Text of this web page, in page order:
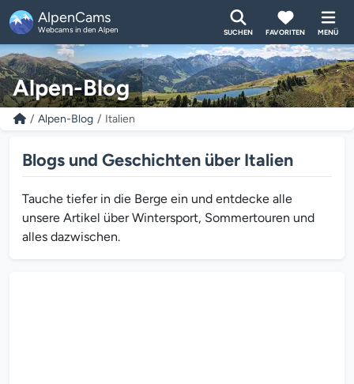
AlpenCams
Webcams in den Alpen SUCHEN FAVORITEN MENÜ
Alpen-Blog
Alpen-Blog Italien
Blogs und Geschichten über Italien
Tauche tiefer in die Berge ein und entdecke alle
unsere Artikel über Wintersport, Sommertouren und
alles dazwischen.